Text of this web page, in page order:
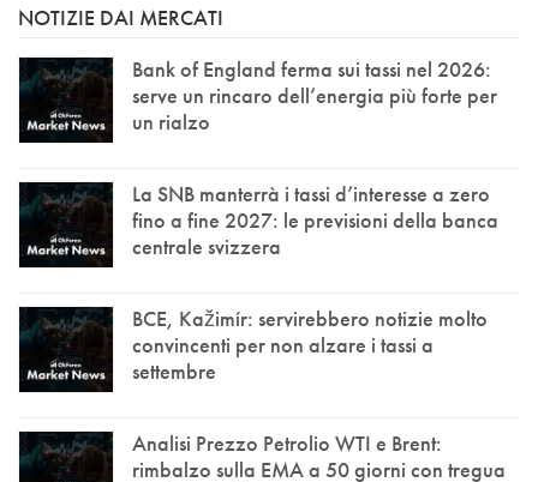
NOTIZIE DAI MERCATI
Bank of England ferma sui tassi nel 2026:
serve un rincaro dell’energia più forte per
un rialzo
La SNB manterrà i tassi d’interesse a zero
fino a fine 2027: le previsioni della banca
centrale svizzera
BCE, Kažimír: servirebbero notizie molto
convincenti per non alzare i tassi a
settembre
Analisi Prezzo Petrolio WTI e Brent:
rimbalzo sulla EMA a 50 giorni con tregua